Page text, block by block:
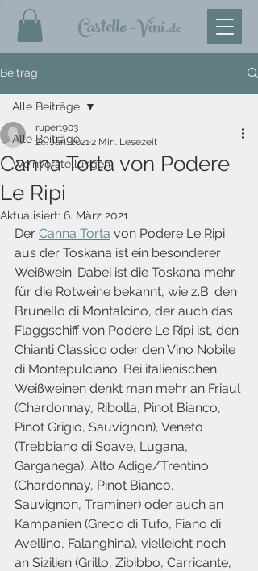
Castello-Vini.de
Beitrag
Alle Beiträge
Weinvorstellungen
Alle Beiträge
Canna Torta von Podere
Le Ripi
rupert903
24. Jan. 2021 2 Min. Lesezeit
Aktualisiert: 6. März 2021
Der Canna Torta von Podere Le Ripi
aus der Toskana ist ein besonderer
Weißwein. Dabei ist die Toskana mehr
für die Rotweine bekannt, wie z.B. den
Brunello di Montalcino, der auch das
Flaggschiff von Podere Le Ripi ist, den
Chianti Classico oder den Vino Nobile
di Montepulciano. Bei italienischen
Weißweinen denkt man mehr an Friaul
(Chardonnay, Ribolla, Pinot Bianco,
Pinot Grigio, Sauvignon), Veneto
(Trebbiano di Soave, Lugana,
Garganega), Alto Adige/Trentino
(Chardonnay, Pinot Bianco,
Sauvignon, Traminer) oder auch an
Kampanien (Greco di Tufo, Fiano di
Avellino, Falanghina), vielleicht noch
an Sizilien (Grillo, Zibibbo, Carricante,